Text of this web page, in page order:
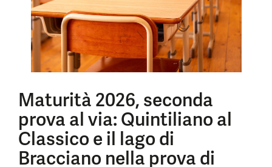
Maturità 2026, seconda
prova al via: Quintiliano al
Classico e il lago di
Bracciano nella prova di